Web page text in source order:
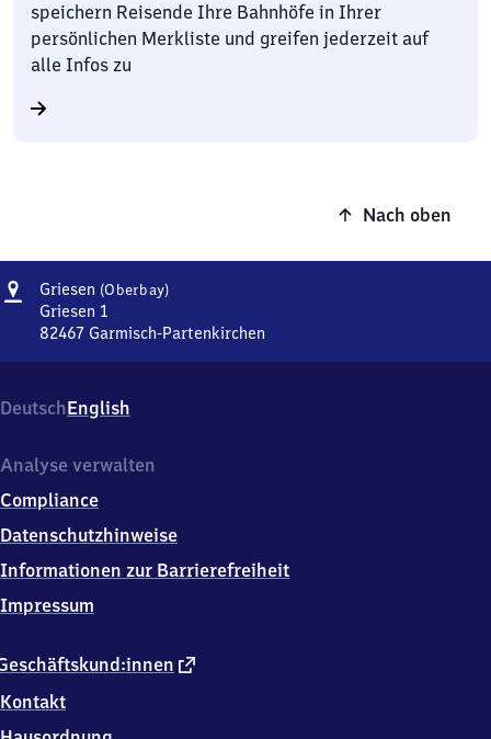
speichern Reisende Ihre Bahnhöfe in Ihrer
persönlichen Merkliste und greifen jederzeit auf
alle Infos zu
Nach oben
Adresse
Griesen (Oberbay)Griesen
Griesen 1
82467 Garmisch-Partenkirchen
Griesen
1,
2
6
7
Partenkirchen
DeutschEnglish
externer
Kontakt
Analyse verwalten
Compliance
Datenschutzhinweise
Informationen zur Barrierefreiheit
Impressum